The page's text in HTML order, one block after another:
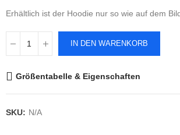
Erhältlich ist der Hoodie nur so wie auf dem
IN DEN WARENKORB
Größentabelle & Eigenschaften
SKU: N/A